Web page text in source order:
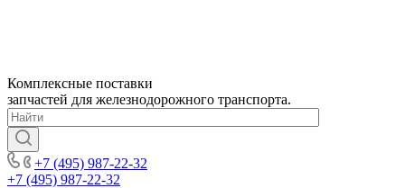
Комплексные поставки
запчастей для железнодорожного транспорта.
+7 (495) 987-22-32
+7 (495) 987-22-32